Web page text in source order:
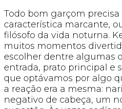
Todo bom garçom
característica marcante,
filósofo da vida noturna.
muitos momentos
escolher dentre algumas
entrada, prato principal e
que optávamos por algo
a reação era a mesma:
negativo de cabeça, um